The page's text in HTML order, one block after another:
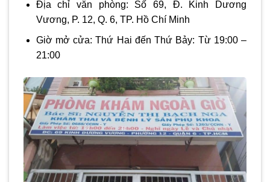
Địa chỉ văn phòng: Số 69, Đ. Kinh Dương
Vương, P. 12, Q. 6, TP. Hồ Chí Minh
Giờ mở cửa: Thứ Hai đến Thứ Bảy: Từ 19:00 –
21:00